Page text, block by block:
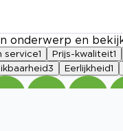
onderwerp en
service1 Prijs-kwaliteit1
3 Eerlijkheid1